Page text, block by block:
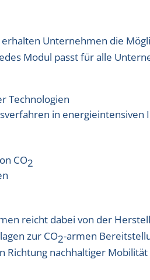
Unternehmen die
Modul passt für alle
Technologien
in energieintensiven
CO2
reicht dabei von der
zur CO2-armen
Richtung nachhaltiger